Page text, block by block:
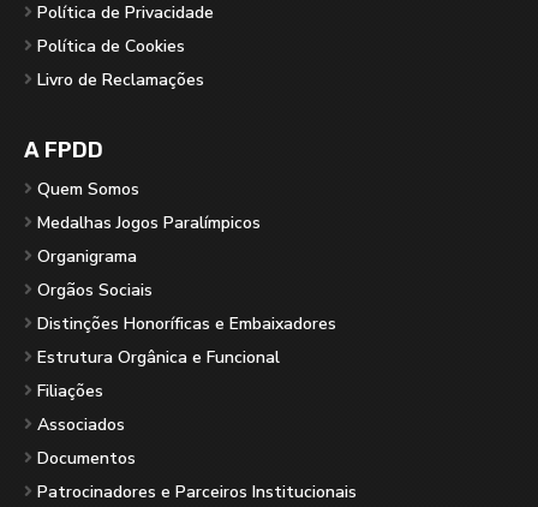
Política de Privacidade
Política de Cookies
Livro de Reclamações
A FPDD
Quem Somos
Medalhas Jogos Paralímpicos
Organigrama
Orgãos Sociais
Distinções Honoríficas e Embaixadores
Estrutura Orgânica e Funcional
Filiações
Associados
Documentos
Patrocinadores e Parceiros Institucionais